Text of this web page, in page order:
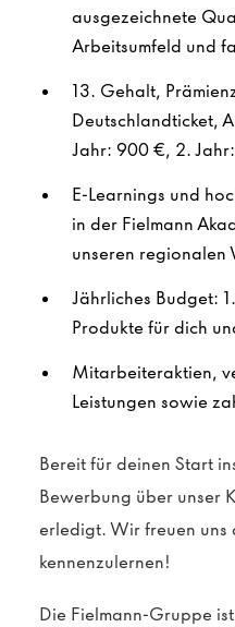
ausgezeichnete
Arbeitsumfeld und
13. Gehalt,
Deutschlandticket,
Jahr: 900 €, 2.
E-Learnings und
in der Fielmann
unseren regionalen
Jährliches Budget:
Produkte für dich
Mitarbeiteraktien,
Leistungen sowie
Bereit für deinen Start
Bewerbung über unser
erledigt. Wir freuen uns
kennenzulernen!
Die Fielmann-Gruppe